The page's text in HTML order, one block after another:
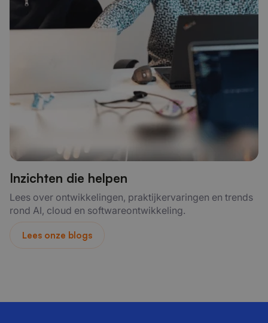
Inzichten die helpen
Lees over ontwikkelingen, praktijkervaringen en trends
rond AI, cloud en softwareontwikkeling.
Lees onze blogs